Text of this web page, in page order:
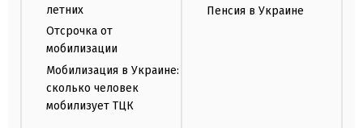
летних
Отсрочка от
мобилизации
Мобилизация в Украине:
сколько человек
мобилизует ТЦК
Пенсия в Украине